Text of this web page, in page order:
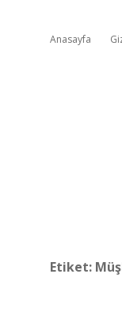
Anasayfa
Etiket: